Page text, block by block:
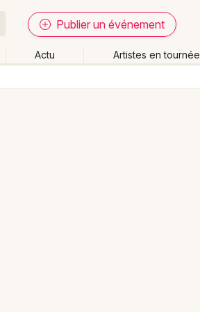
Publier un événement
Actu Artistes en tournée